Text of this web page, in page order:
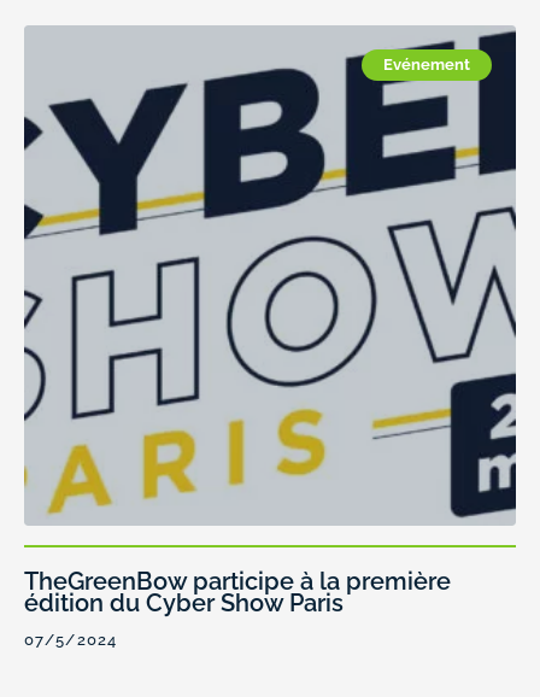
Evénement
TheGreenBow participe à la première
édition du Cyber Show Paris
07/5/2024